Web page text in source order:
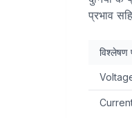
प्रभाव
विश्लेषण